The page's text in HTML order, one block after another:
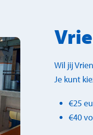
Wil jij
Je kunt
€25
€40